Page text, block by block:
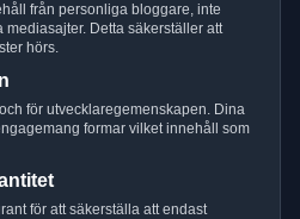
från personliga bloggare, inte
Detta säkerställer att
hörs.
för utvecklaregemenskapen. Dina
formar vilket innehåll som
för att säkerställa att endast